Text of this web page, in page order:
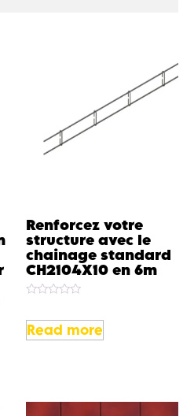
Renforcez votre
structure avec le
chainage standard
CH2104X10 en 6m
out
of
Read more